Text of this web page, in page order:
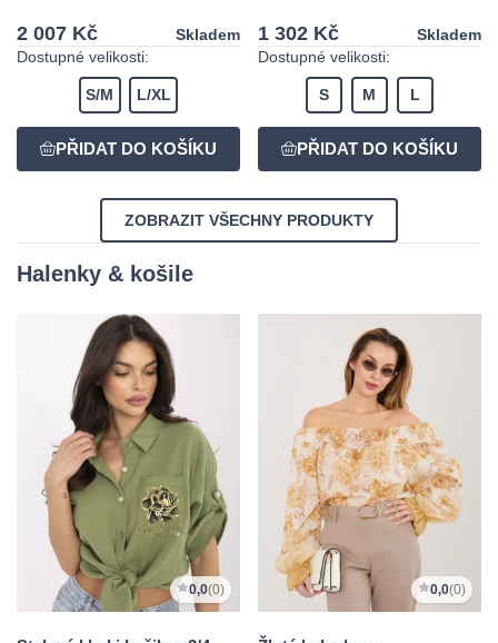
2 007 Kč
Skladem
Dostupné velikosti:
S/M L/XL
1 302 Kč
Skladem
Dostupné velikosti:
S M L
ZOBRAZIT VŠECHNY PRODUKTY
Halenky & košile
0,0(0) 0,0(0)